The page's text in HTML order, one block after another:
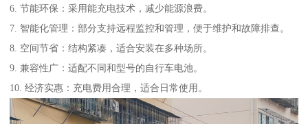
6. 节能环保：采用能充电技术，减少能源浪费。
7. 智能化管理：部分支持远程监控和管理，便于维护和故障排查。
8. 空间节省：结构紧凑，适合安装在多种场所。
9. 兼容性广：适配不同和型号的自行车电池。
10. 经济实惠：充电费用合理，适合日常使用。